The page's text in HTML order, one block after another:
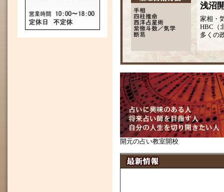
浅沼
家相・
HBC（
多くの
開元の占い教室開校